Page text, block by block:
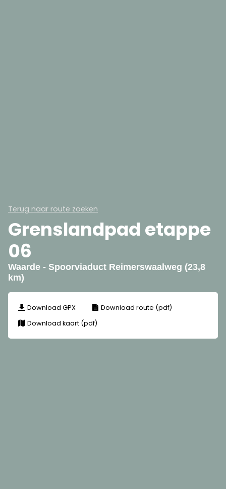
Terug naar route zoeken
Grenslandpad etappe
06
Waarde - Spoorviaduct Reimerswaalweg (23,8
km)
Download GPX
Download route (pdf)
Download kaart (pdf)